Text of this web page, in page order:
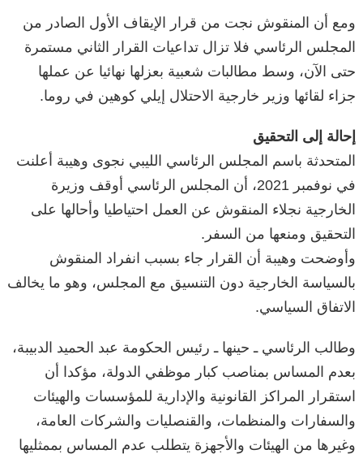
ومع أن المنقوش نجت من قرار الإيقاف الأول الصادر من
المجلس الرئاسي فلا تزال تداعيات القرار الثاني مستمرة
حتى الآن، وسط مطالبات شعبية بعزلها نهائيا عن عملها
جزاء لقائها وزير خارجية الاحتلال إيلي كوهين في روما.
إحالة إلى التحقيق
المتحدثة باسم المجلس الرئاسي الليبي نجوى وهيبة أعلنت
في نوفمبر 2021، أن المجلس الرئاسي أوقف وزيرة
الخارجية نجلاء المنقوش عن العمل احتياطيا وأحالها على
التحقيق ومنعها من السفر.
وأوضحت وهيبة أن القرار جاء بسبب انفراد المنقوش
بالسياسة الخارجية دون التنسيق مع المجلس، وهو ما يخالف
الاتفاق السياسي.
وطالب الرئاسي ـ حينها ـ رئيس الحكومة عبد الحميد الدبيبة،
بعدم المساس بمناصب كبار موظفي الدولة، مؤكدا أن
استقرار المراكز القانونية والإدارية للمؤسسات والهيئات
والسفارات والمنظمات، والقنصليات والشركات العامة،
وغيرها من الهيئات والأجهزة يتطلب عدم المساس بممثليها